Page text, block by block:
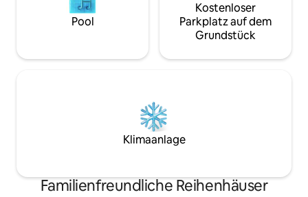
Pool
Kostenloser
Parkplatz auf dem
Grundstück
Klimaanlage
Familienfreundliche Reihenhäuser